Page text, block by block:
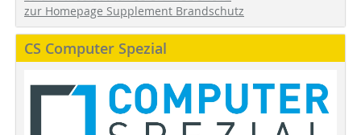
zur Homepage Supplement Brandschutz
CS Computer Spezial